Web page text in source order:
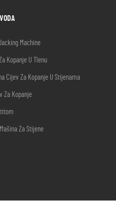
Machine
Kopanje U Tlenu
Cijev Za Kopanje U Stijenama
Za Kopanje
Za Stijene